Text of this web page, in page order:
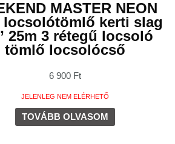
MASTER NEON
locsolótömlő kerti slag
25m 3 rétegű locsoló
tömlő locsolócső
6 900 Ft
JELENLEG NEM ELÉRHETŐ
TOVÁBB OLVASOM